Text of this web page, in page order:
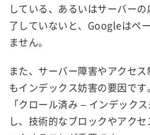
している、あるいはサーバー
了していないと、Googleはペ
ません。
また、サーバー障害やアクセス
もインデックス妨害の要因で
「クロール済み – インデック
し、技術的なブロックやアク